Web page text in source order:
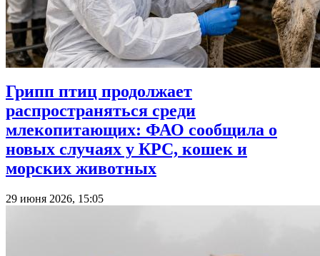
Грипп птиц продолжает
распространяться среди
млекопитающих: ФАО сообщила о
новых случаях у КРС, кошек и
морских животных
29 июня 2026, 15:05